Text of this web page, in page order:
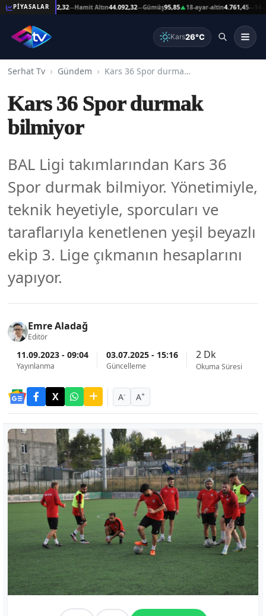
PİYASALAR
Altın44.092,32 —Hamit Altın44.092,32—Gümüş95,85▲18-ayar-altin4.761,45—14-ayar-
Kars26°C
Serhat Tv Gündem Kars 36 Spor durmak bilmiyor
Kars 36 Spor durmak
bilmiyor
BAL Ligi takımlarından Kars 36
Spor durmak bilmiyor. Yönetimiyle,
teknik heyetiyle, sporcuları ve
taraflarıyla kenetlenen yeşil beyazlı
ekip 3. Lige çıkmanın hesaplarını
yapıyor.
Emre Aladağ
Editör
11.09.2023 - 09:04
Yayınlanma
03.07.2025 - 15:16
Güncelleme
2 Dk
Okuma Süresi
A- A+